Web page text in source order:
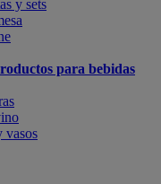
y sets
para bebidas
vasos